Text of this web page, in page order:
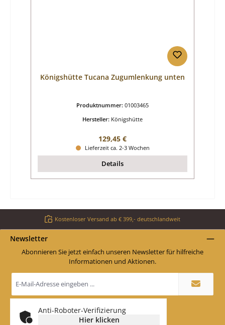
Königshütte Tucana Zugumlenkung unten
Produktnummer: 01003465
Hersteller: Königshütte
Regulärer Preis:
129,45 €
Lieferzeit ca. 2-3 Wochen
Details
Kostenloser Versand ab € 399,- deutschlandweit
Newsletter
Abonnieren Sie jetzt einfach unseren Newsletter für hilfreiche
Informationen und Aktionen.
Mail-
*
Anti-Roboter-Verifizierung
Hier klicken